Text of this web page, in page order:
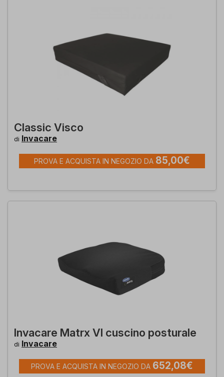
Classic Visco
di Invacare
PROVA E ACQUISTA IN NEGOZIO DA 85,00€
Invacare Matrx VI cuscino posturale
di Invacare
PROVA E ACQUISTA IN NEGOZIO DA 652,08€